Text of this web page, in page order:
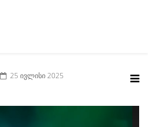
25 ᲘᲕᲚᲘᲡᲘ 2025